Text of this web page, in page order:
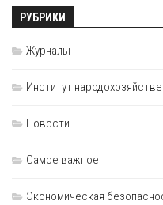
РУБРИКИ
Журналы
Институт
Новости
Самое важное
Экономическая